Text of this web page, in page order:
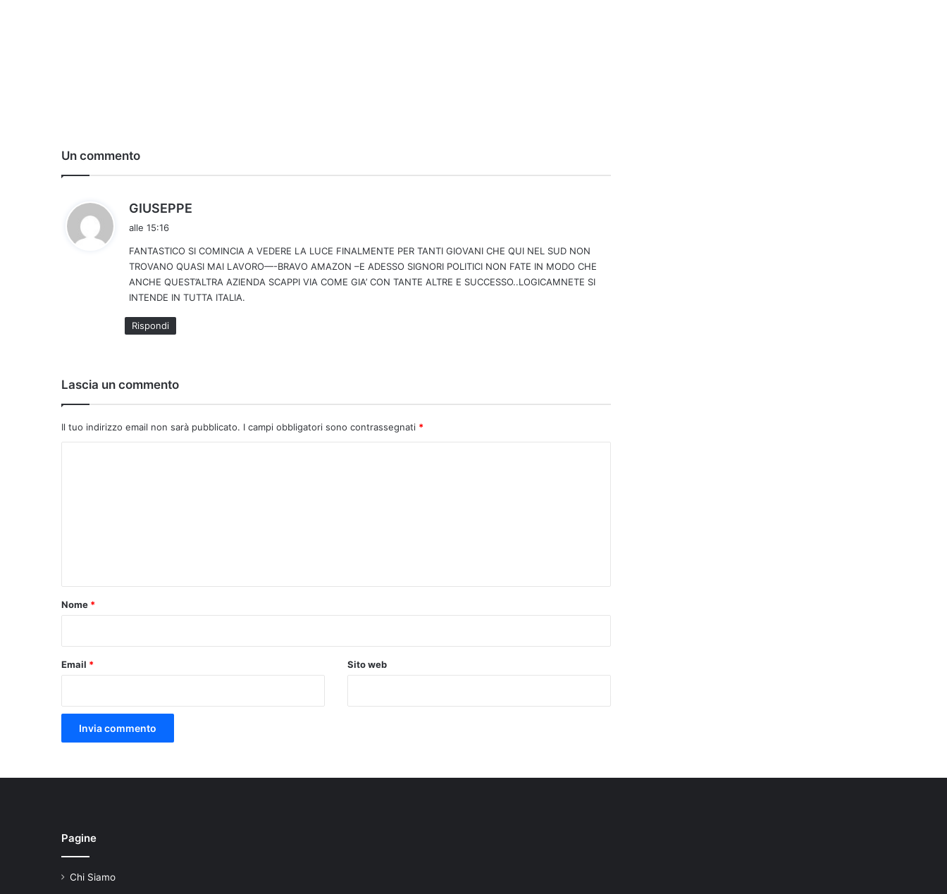
Un commento
GIUSEPPE
e
t
t
o
alle 15:16
FANTASTICO SI COMINCIA A VEDERE LA LUCE FINALMENTE PER TANTI GIOVANI CHE QUI NEL SUD NON
TROVANO QUASI MAI LAVORO—-BRAVO AMAZON –E ADESSO SIGNORI POLITICI NON FATE IN MODO CHE
ANCHE QUEST’ALTRA AZIENDA SCAPPI VIA COME GIA’ CON TANTE ALTRE E SUCCESSO..LOGICAMNETE SI
INTENDE IN TUTTA ITALIA.
Rispondi
Lascia un commento
Il tuo indirizzo email non sarà pubblicato. I campi obbligatori sono contrassegnati *
o
Nome *
Email * Sito web
Pagine
Chi Siamo